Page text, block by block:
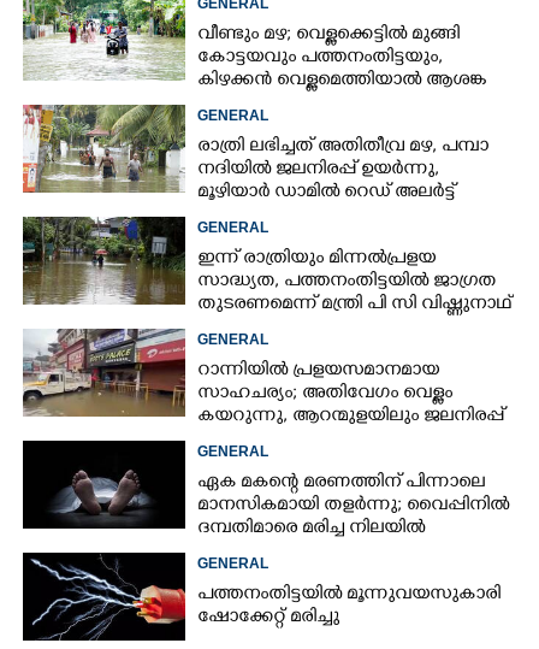
GENERAL
വീണ്ടും മഴ; വെള്ളക്കെട്ടിൽ മുങ്ങി
കോട്ടയവും പത്തനംതിട്ടയും,
കിഴക്കൻ വെള്ളമെത്തിയാൽ ആശങ്ക
ഇരട്ടിക്കും
GENERAL
രാത്രി ലഭിച്ചത് അതിതീവ്ര മഴ, പമ്പാ
നദിയിൽ ജലനിരപ്പ് ഉയർന്നു,
മൂഴിയാർ ഡാമിൽ റെഡ് അലർട്ട്
GENERAL
ഇന്ന് രാത്രിയും മിന്നൽപ്രളയ
സാദ്ധ്യത,​ പത്തനംതിട്ടയിൽ ജാഗ്രത
തുടരണമെന്ന് മന്ത്രി പി സി വിഷ്ണുനാഥ്
GENERAL
റാന്നിയിൽ പ്രളയസമാനമായ
സാഹചര്യം; അതിവേഗം വെള്ളം
കയറുന്നു, ആറന്മുളയിലും ജലനിരപ്പ്
ഉയരുന്നു
GENERAL
ഏക മകന്റെ മരണത്തിന് പിന്നാലെ
മാനസികമായി തളർന്നു; വൈപ്പിനിൽ
ദമ്പതിമാരെ മരിച്ച നിലയിൽ
കണ്ടെത്തി
GENERAL
പത്തനംതിട്ടയിൽ മൂന്നുവയസുകാരി
ഷോക്കേറ്റ് മരിച്ചു